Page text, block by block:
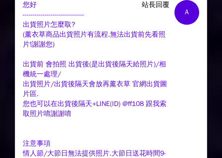
A
站長回覆
您好
-------------------------------
出貨照片怎麼取?
(薰衣草商品出貨照片有流程.無法出貨前先看照
片!謝謝您)
出貨前 會拍照 出貨後(是出貨後隔天給照片)/相
機統一處理/
出貨照片/出貨後隔天會放再薰衣草 官網出貨圖
片區.
您也可以在出貨後隔天+LINE(ID) @ff108 跟我索
取照片唷謝謝唷
注意事項
情人節/大節日無法提供照片.大節日送花時間9-